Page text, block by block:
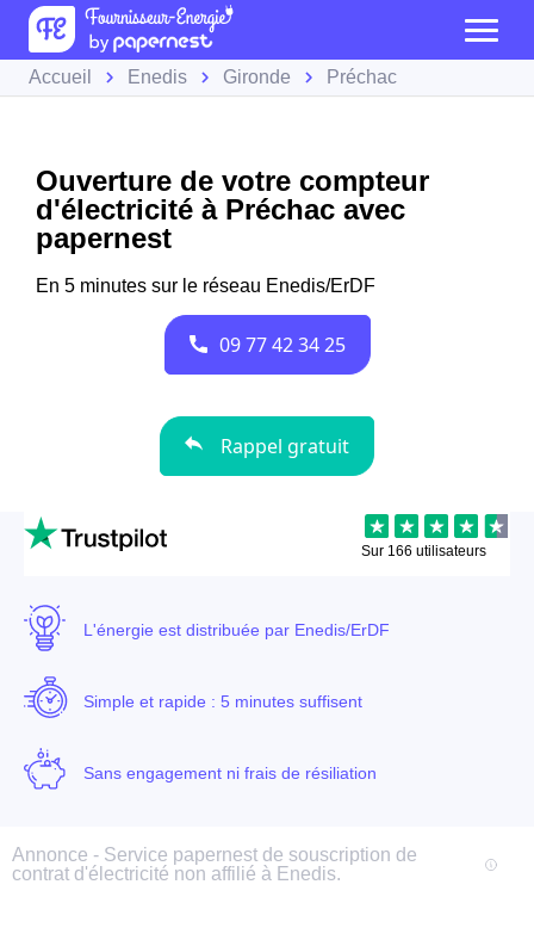
Accueil Enedis Gironde Préchac